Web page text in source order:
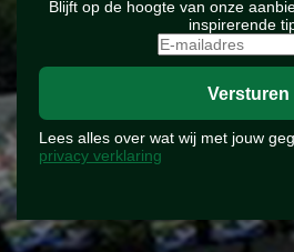
Blijft op de hoogte van onze
inspirerende
Lees alles over wat wij met jouw
privacy verklaring